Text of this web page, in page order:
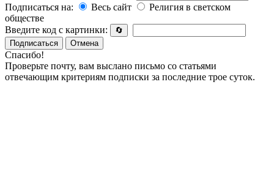
Подписаться на:
Весь сайт
Религия в светском
обществе
Введите код с картинки:
🔄
Подписаться
Отмена
Спасибо!
Проверьте почту, вам выслано письмо со статьями
отвечающим критериям подписки за последние трое суток.